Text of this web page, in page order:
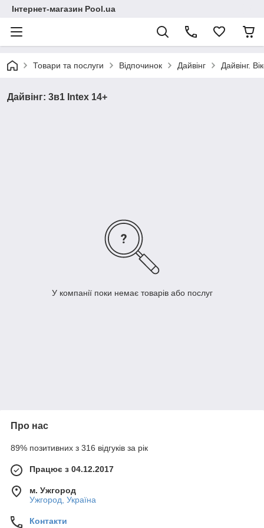
Інтернет-магазин Pool.ua
Товари та послуги Відпочинок Дайвінг Дайвінг.
Дайвінг: 3в1 Intex 14+
У компанії поки немає товарів або послуг
Про нас
89% позитивних з 316 відгуків за рік
Працює з 04.12.2017
м. Ужгород
Ужгород, Україна
Контакти